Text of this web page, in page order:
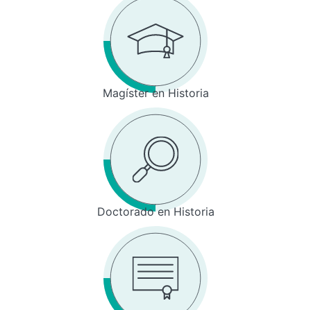
Magíster en Historia
Doctorado en Historia